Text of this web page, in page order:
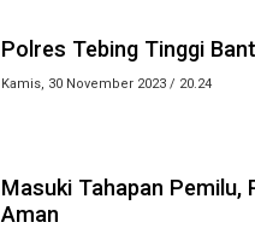
Polres Tebing Tinggi
Kamis, 30 November 2023 / 20.24
Masuki Tahapan Pemilu,
Aman